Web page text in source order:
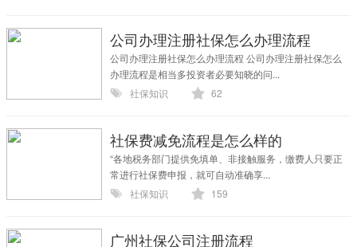
公司办理注册社保怎么办理流程
公司办理注册社保怎么办理流程 公司办理注册社保怎么
办理流程是相当多投资者必要知晓的问...
社保知识
62
社保费减免流程是怎么样的
“各地税务部门提供免填单、非接触服务，缴费人只要正
常进行社保费申报，就可自动准确享...
社保知识
159
广州社保公司注册流程